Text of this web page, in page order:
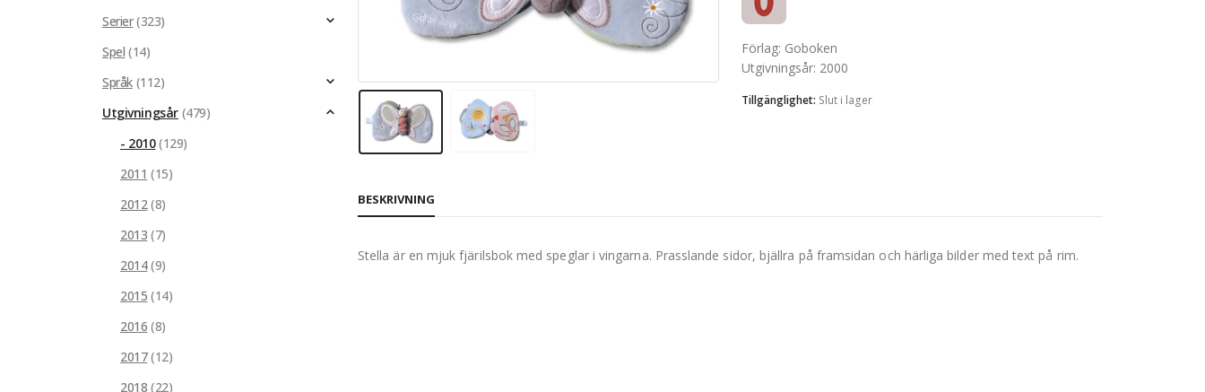
Förlag: Goboken
Utgivningsår: 2000
Tillgänglighet: Slut i lager
BESKRIVNING
Stella är en mjuk fjärilsbok med speglar i vingarna. Prasslande sidor, bjällra på framsidan och härliga bilder med text på rim.
Serier(323)
Spel (14)
Språk (112)
Utgivningsår (479)
- 2010(129)
2011 (15)
2012(8)
2013 (7)
2014(9)
2015 (14)
2016 (8)
2017(12)
2018 (22)